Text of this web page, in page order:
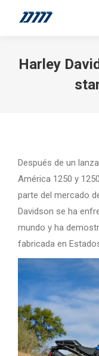
Harley
Después de un
América 1250 y
parte del mercado
Davidson se ha
mundo y ha
fabricada en